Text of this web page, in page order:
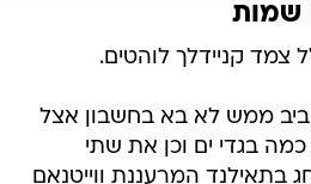
שמות
צמד קניידלך לוהטים.
ממש לא בא בחשבון אצל
בגדי ים וכן את שתי
בתאילנד המרעננת ווייטנאם